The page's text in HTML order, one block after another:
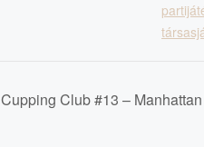
Cupping Club #13 – Manhattan